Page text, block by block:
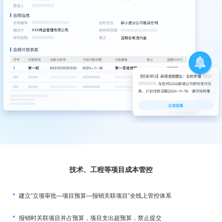
技术、工程等项目成本管控
建立“立项审批—项目预算—报销关联项目”全线上管控体系
报销时关联项目并占预算，项目支出超预算，禁止提交